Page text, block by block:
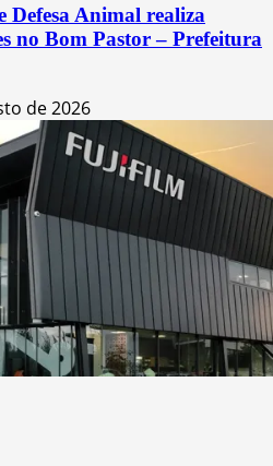
Defesa Animal realiza
no Bom Pastor – Prefeitura
de 2026